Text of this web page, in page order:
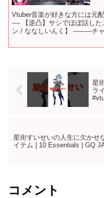
Vtuber音楽が好きな方には元
---- 【逆凸】サシでほぼ話し
ン / ななしいんく】 ---------チ
星
ラ
星街すいせいの人生に欠かせ
イテム | 10 Essentials | GQ
コメント